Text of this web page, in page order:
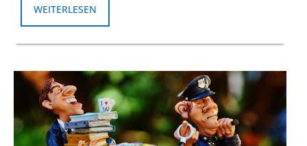
WEITERLESEN